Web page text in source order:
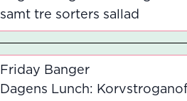
samt tre sorters sallad
Friday Banger
Dagens Lunch: